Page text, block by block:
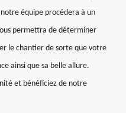
équipe procédera à un
permettra de déterminer
le chantier de sorte que votre
ainsi que sa belle allure.
et bénéficiez de notre